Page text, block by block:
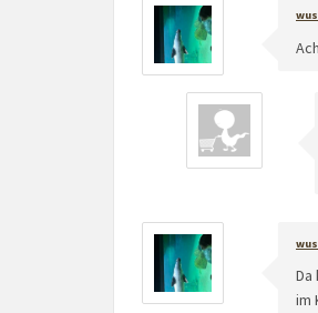
im